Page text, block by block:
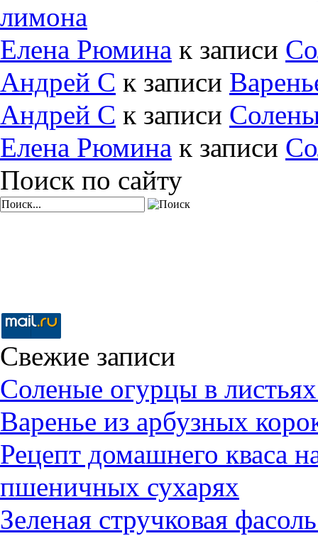
лимона
Елена Рюмина к записи
Андрей С к записи
Андрей С к записи
Елена Рюмина к записи
Поиск по сайту
Свежие записи
Соленые огурцы в
Варенье из арбузных
Рецепт домашнего кваса
пшеничных сухарях
Зеленая стручковая